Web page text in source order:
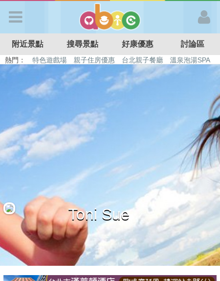
APP登入
首 頁
搜尋景點
好康優惠
最新留言
商家合作
推薦景點
附近景點 搜尋景點 好康優惠 討論區
熱門： 特色遊戲場 親子住房優惠 台北親子餐廳
溫泉泡湯SPA
溜滑梯民宿
觀光工廠 日本親子景點
Toni Sue